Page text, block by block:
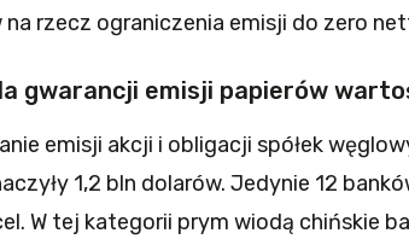
rzecz ograniczenia emisji do zero
gwarancji emisji papierów
emisji akcji i obligacji spółek
1,2 bln dolarów. Jedynie 12
W tej kategorii prym wiodą chińskie